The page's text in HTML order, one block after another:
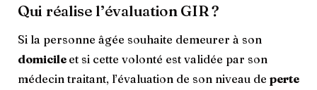
Qui réalise l’évaluation GIR ?
Si la personne âgée souhaite demeurer à son
domicile et si cette volonté est validée par son
médecin traitant, l’évaluation de son niveau de perte